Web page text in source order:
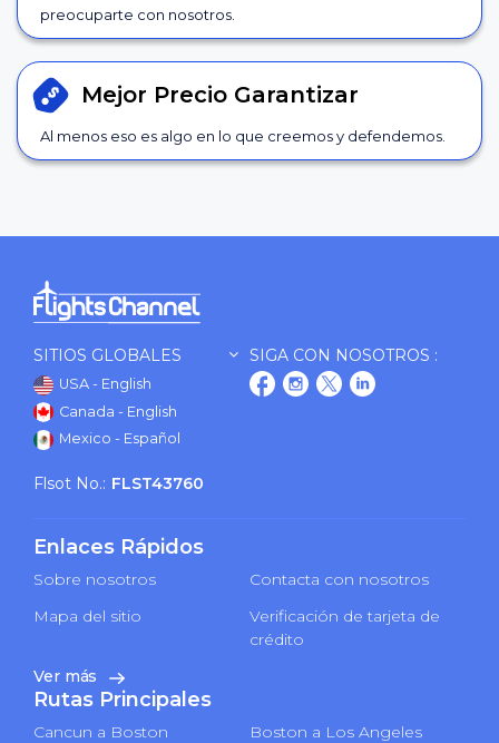
preocuparte con nosotros.
Mejor Precio Garantizar
Al menos eso es algo en lo que creemos y defendemos.
SITIOS GLOBALES
USA - English
Canada - English
Mexico - Español
SIGA CON NOSOTROS :
Flsot No.: FLST43760
Enlaces Rápidos
Sobre nosotros
Contacta con nosotros
Mapa del sitio
Verificación de tarjeta de
crédito
Ver más
Rutas Principales
Cancun a Boston
Boston a Los Angeles